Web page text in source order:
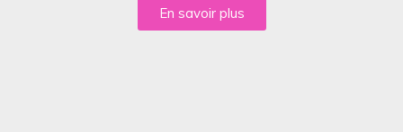
En savoir plus